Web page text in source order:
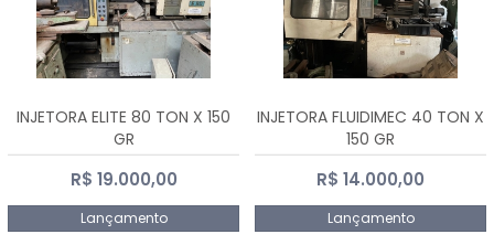
INJETORA ELITE 80 TON X 150
GR
R$ 19.000,00
Lançamento
INJETORA FLUIDIMEC 40 TON X
150 GR
R$ 14.000,00
Lançamento